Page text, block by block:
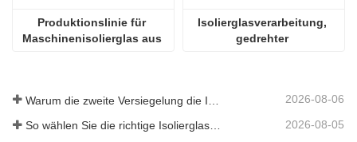
Produktionslinie für
Maschinenisolierglas aus
Isolierglasverarbeitung,
gedrehter
2026-08-06
2026-08-05